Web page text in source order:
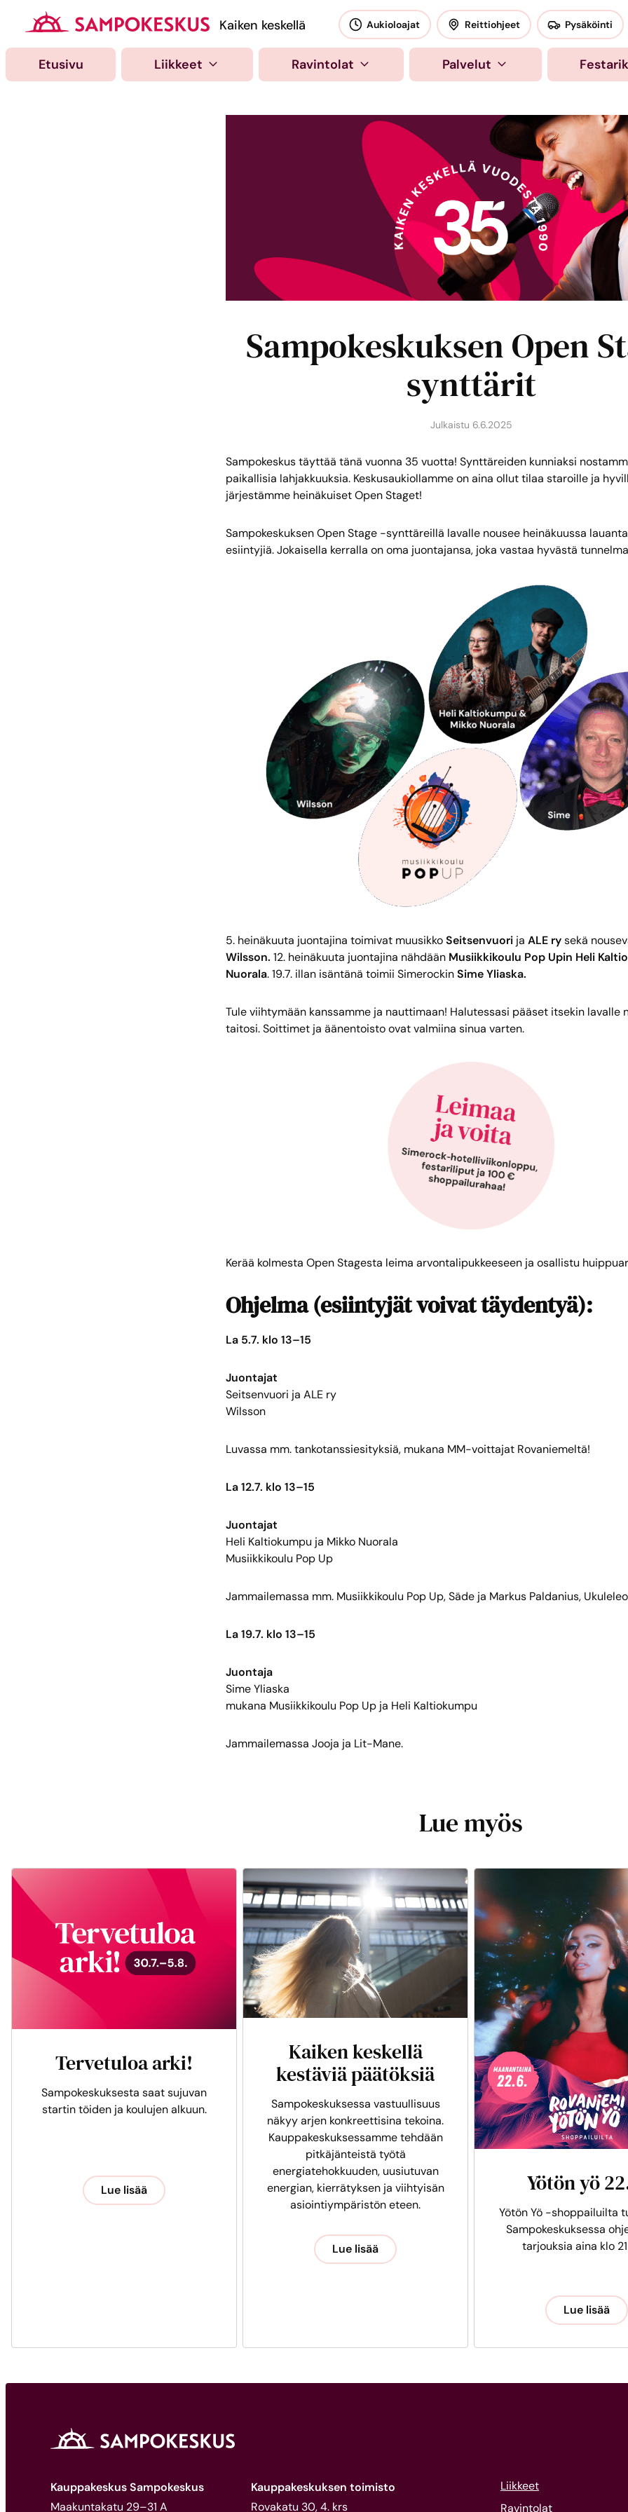
sisältöön
Kauppakeskus Sampokeskus
Kaiken keskellä
Etusivu Liikkeet Ravintolat Palvelut
Aukioloajat Reittiohjeet Pysäköinti
Sampokeskuksen Open
synttärit
Julkaistu 6.6.2025
Sampokeskus täyttää tänä vuonna 35 vuotta! Synttäreiden kunniaksi
paikallisia lahjakkuuksia. Keskusaukiollamme on aina ollut tilaa staroille ja
järjestämme heinäkuiset Open Staget!
Sampokeskuksen Open Stage -synttäreillä lavalle nousee heinäkuussa
esiintyjiä. Jokaisella kerralla on oma juontajansa, joka vastaa hyvästä
5. heinäkuuta juontajina toimivat muusikkoSeitsenvuori ja ALE rysekä
Wilsson. 12. heinäkuuta juontajina nähdään Musiikkikoulu Pop Upin Heli
Nuorala. 19.7. illan isäntänä toimii SimerockinSime Yliaska.
Tule viihtymään kanssamme ja nauttimaan! Halutessasi pääset itsekin lavalle
taitosi. Soittimet ja äänentoisto ovat valmiina sinua varten.
Kerää kolmesta Open Stagesta leima arvontalipukkeeseen ja osallistu
Ohjelma (esiintyjät voivat täydentyä):
La 5.7. klo 13–15
Juontajat
Seitsenvuori ja ALE ry
Wilsson
Luvassa mm. tankotanssiesityksiä, mukana MM-voittajat Rovaniemeltä!
La 12.7. klo 13–15
Juontajat
Heli Kaltiokumpu ja Mikko Nuorala
Musiikkikoulu Pop Up
Jammailemassa mm. Musiikkikoulu Pop Up, Säde ja Markus Paldanius,
La 19.7. klo 13–15
Juontaja
Sime Yliaska
mukana Musiikkikoulu Pop Up ja Heli Kaltiokumpu
Jammailemassa Jooja ja Lit-Mane.
Lue myös
Tervetuloa arki!
Sampokeskuksesta saat sujuvan
startin töiden ja koulujen alkuun.
Lue lisää
Kaiken keskellä
kestäviä päätöksiä
Sampokeskuksessa vastuullisuus
näkyy arjen konkreettisina tekoina.
Kauppakeskuksessamme tehdään
pitkäjänteistä työtä
energiatehokkuuden, uusiutuvan
energian, kierrätyksen ja viihtyisän
asiointiympäristön eteen.
Lue lisää
Yötön yö
Yötön Yö -shoppailuilta
Sampokeskuksessa
tarjouksia aina klo
Lue lisää
Kauppakeskus Sampokeskus
Maakuntakatu 29–31 A
Kauppakeskuksen toimisto
Rovakatu 30, 4. krs
Liikkeet
Ravintolat